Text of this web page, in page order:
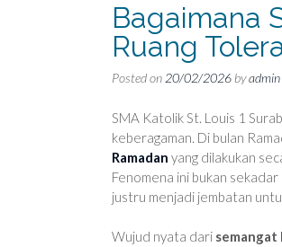
Bagaimana
Ruang
Posted on 20/02/2026 byadmin
SMA Katolik St. Louis 1
keberagaman. Di bulan
Ramadan yang dilakukan
Fenomena ini bukan
justru menjadi jembatan
Wujud nyata dari semangat